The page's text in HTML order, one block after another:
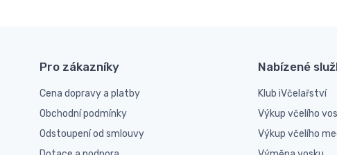
Pro zákazníky
Cena dopravy a platby
Obchodní podmínky
Odstoupení od smlouvy
Nabízené
Klub iVčelařství
Výkup včelího
Výkup včelího